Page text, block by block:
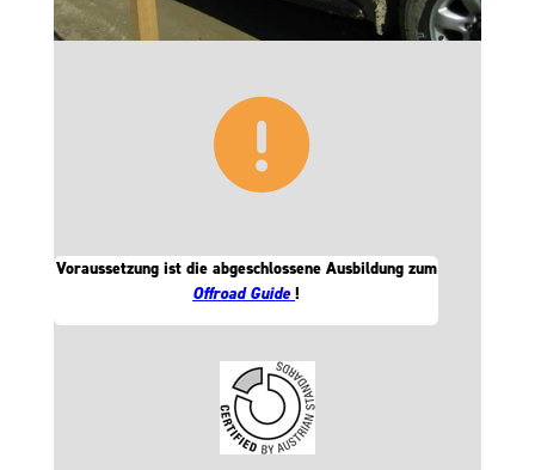
Voraussetzungist die abgeschlossene Ausbildung zum
Offroad Guide!